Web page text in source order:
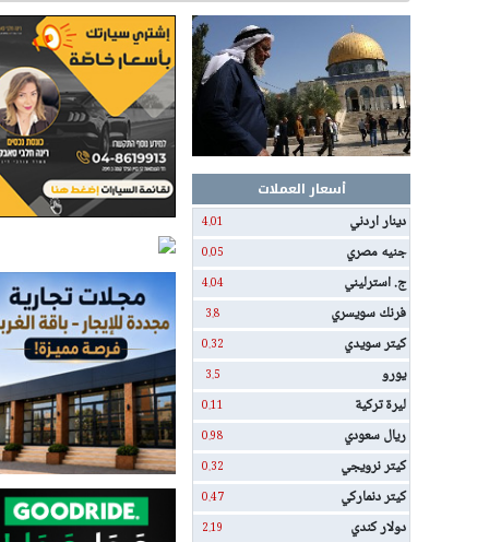
أسعار العملات
دينار اردني
4.01
جنيه مصري 0.05
ج. استرليني 4.04
فرنك سويسري 3.8
كيتر سويدي 0.32
يورو 3.5
ليرة تركية 0.11
ريال سعودي 0.98
كيتر نرويجي 0.32
كيتر دنماركي 0.47
دولار كندي 2.19